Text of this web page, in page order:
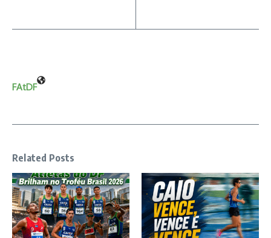
FAtDF
Related Posts